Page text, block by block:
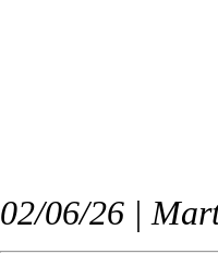
02/06/26 |